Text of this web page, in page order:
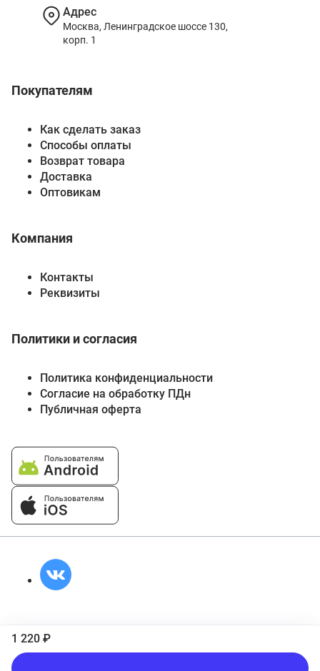
1 220 ₽
Покупателям
Как сделать заказ
Способы оплаты
Возврат товара
Доставка
Оптовикам
Компания
Контакты
Реквизиты
Политики и согласия
Политика конфиденциальности
Согласие на обработку ПДн
Публичная оферта
Адрес
Москва, Ленинградское шоссе 130,
корп. 1